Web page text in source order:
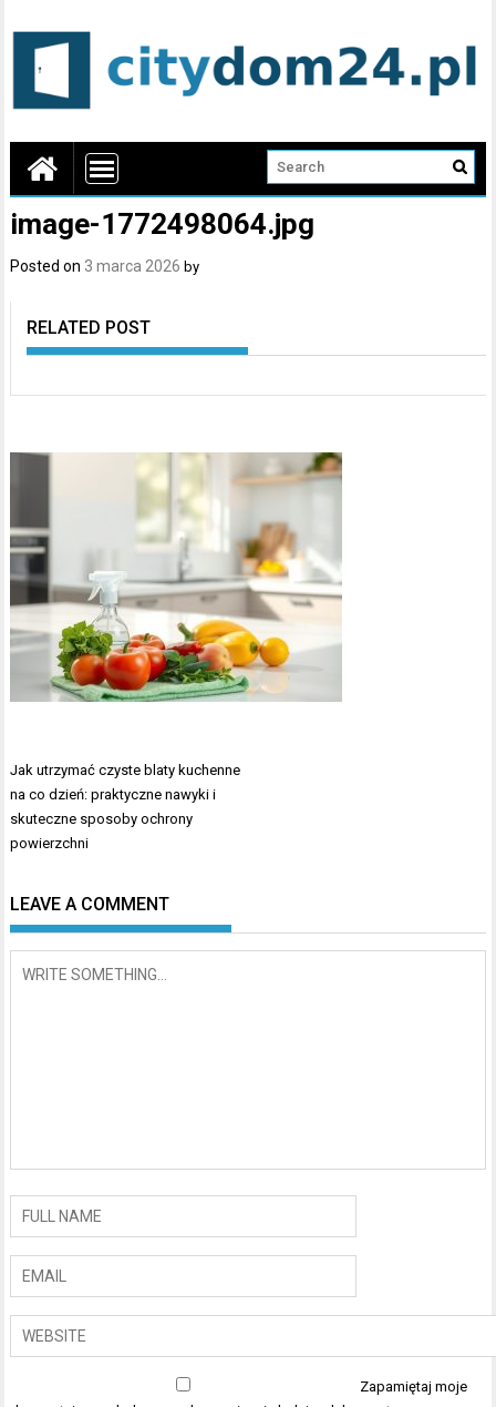
image-1772498064.jpg
Posted on 3 marca 2026 by
RELATED POST
Nawigacja
wpisu
Jak utrzymać czyste blaty kuchenne
na co dzień: praktyczne nawyki i
skuteczne sposoby ochrony
powierzchni
LEAVE A COMMENT
Zapamiętaj moje